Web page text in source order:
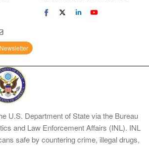
U.S. Department of State via the Bureau
and Law Enforcement Affairs (INL). INL
safe by countering crime, illegal drugs,